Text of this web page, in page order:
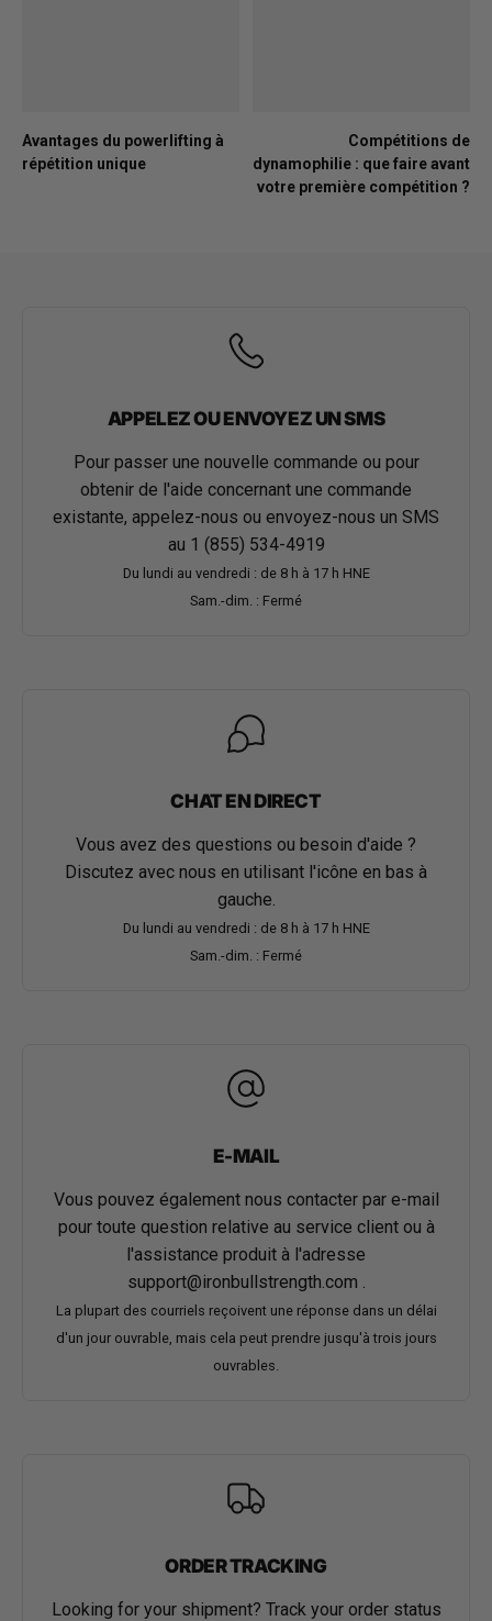
Avantages du powerlifting à
répétition unique
Compétitions de
dynamophilie : que faire avant
votre première compétition ?
APPELEZ OU ENVOYEZ UN SMS
Pour passer une nouvelle commande ou pour
obtenir de l'aide concernant une commande
existante, appelez-nous ou envoyez-nous un SMS
au 1 (855) 534-4919
Du lundi au vendredi : de 8 h à 17 h HNE
Sam.-dim. : Fermé
CHAT EN DIRECT
Vous avez des questions ou besoin d'aide ?
Discutez avec nous en utilisant l'icône en bas à
gauche.
Du lundi au vendredi : de 8 h à 17 h HNE
Sam.-dim. : Fermé
E-MAIL
Vous pouvez également nous contacter par e-mail
pour toute question relative au service client ou à
l'assistance produit à l'adresse
support@ironbullstrength.com .
La plupart des courriels reçoivent une réponse dans un délai
d'un jour ouvrable, mais cela peut prendre jusqu'à trois jours
ouvrables.
ORDER TRACKING
Looking for your shipment? Track your order status